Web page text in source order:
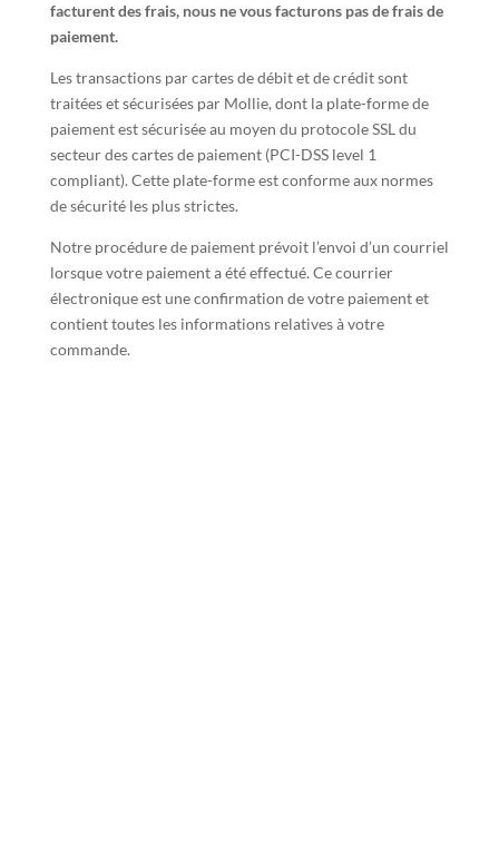
facturent des frais, nous ne vous facturons pas de frais de
paiement.
Les transactions par cartes de débit et de crédit sont
traitées et sécurisées par Mollie, dont la plate-forme de
paiement est sécurisée au moyen du protocole SSL du
secteur des cartes de paiement (PCI-DSS level 1
compliant). Cette plate-forme est conforme aux normes
de sécurité les plus strictes.
Notre procédure de paiement prévoit l’envoi d’un courriel
lorsque votre paiement a été effectué. Ce courrier
électronique est une confirmation de votre paiement et
contient toutes les informations relatives à votre
commande.